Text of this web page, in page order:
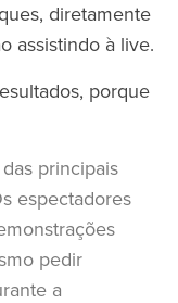
diretamente
assistindo à live.
porque
principais
espectadores
pedir
a